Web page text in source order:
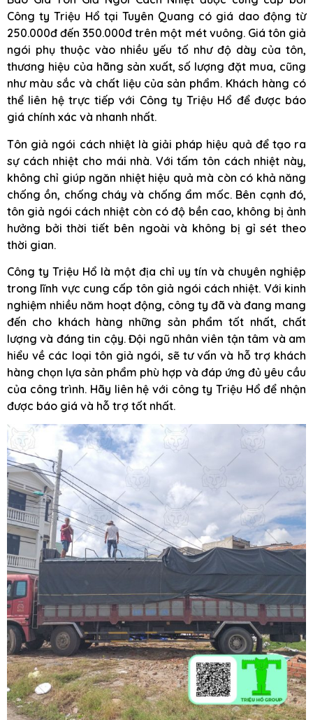
Công ty Triệu Hổ tại Tuyên Quang có giá dao động từ
250.000đ đến 350.000đ trên một mét vuông. Giá tôn giả
ngói phụ thuộc vào nhiều yếu tố như độ dày của tôn,
thương hiệu của hãng sản xuất, số lượng đặt mua, cũng
như màu sắc và chất liệu của sản phẩm. Khách hàng có
thể liên hệ trực tiếp với Công ty Triệu Hổ để được báo
giá chính xác và nhanh nhất.
Tôn giả ngói cách nhiệt là giải pháp hiệu quả để tạo ra
sự cách nhiệt cho mái nhà. Với tấm tôn cách nhiệt này,
không chỉ giúp ngăn nhiệt hiệu quả mà còn có khả năng
chống ồn, chống cháy và chống ẩm mốc. Bên cạnh đó,
tôn giả ngói cách nhiệt còn có độ bền cao, không bị ảnh
hưởng bởi thời tiết bên ngoài và không bị gỉ sét theo
thời gian.
Công ty Triệu Hổ là một địa chỉ uy tín và chuyên nghiệp
trong lĩnh vực cung cấp tôn giả ngói cách nhiệt. Với kinh
nghiệm nhiều năm hoạt động, công ty đã và đang mang
đến cho khách hàng những sản phẩm tốt nhất, chất
lượng và đáng tin cậy. Đội ngũ nhân viên tận tâm và am
hiểu về các loại tôn giả ngói, sẽ tư vấn và hỗ trợ khách
hàng chọn lựa sản phẩm phù hợp và đáp ứng đủ yêu cầu
của công trình. Hãy liên hệ với công ty Triệu Hổ để nhận
được báo giá và hỗ trợ tốt nhất.